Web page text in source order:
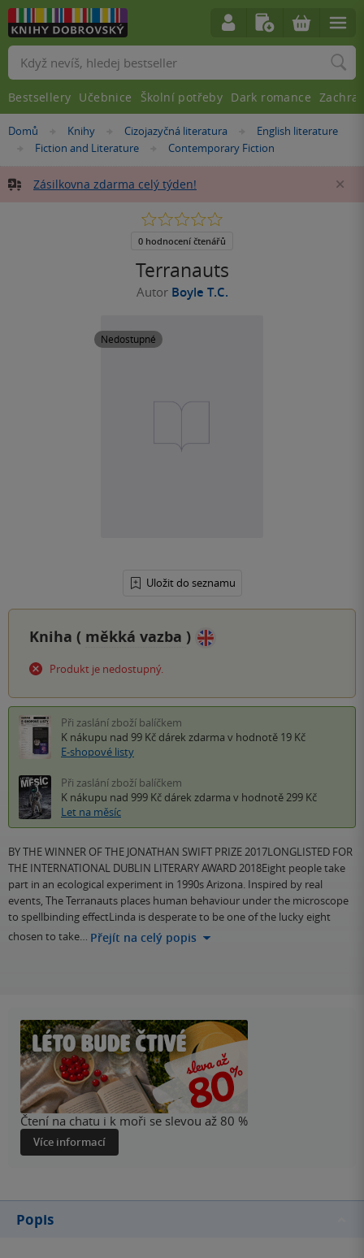
Nacházíte
Domů »Knihy »Cizojazyčná literatura »English literature
»Fiction and Literature »
Contemporary Fiction
Zásilkovna zdarma celý týden!
Terranauts
Autor Boyle T.C.
Nedostupné
Uložit do seznamu
0.0
5
0 hodnocení čtenářů
Kniha ( měkká vazba )
Produkt je nedostupný.
Při zaslání zboží balíčkem
K nákupu nad 99 Kč dárek zdarma v hodnotě 19 Kč
E-shopové listy
Při zaslání zboží balíčkem
K nákupu nad 999 Kč dárek zdarma v hodnotě 299 Kč
Let na měsíc
BY THE WINNER OF THE JONATHAN SWIFT PRIZE 2017LONGLISTED FOR
THE INTERNATIONAL DUBLIN LITERARY AWARD 2018Eight people take
part in an ecological experiment in 1990s Arizona. Inspired by real
events, The Terranauts places human behaviour under the microscope
to spellbinding effectLinda is desperate to be one of the lucky eight
chosen to take… Přejít na celý popis
Čtení na chatu i k moři se slevou až 80 %
Více informací
Popis
Vyhledávání
Bestsellery Učebnice Školní potřeby Dark romance